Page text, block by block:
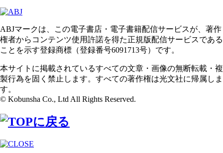
ABJマークは、この電子書店・電子書籍配信サービスが、著作
権者からコンテンツ使用許諾を得た正規版配信サービスである
ことを示す登録商標（登録番号6091713号）です。
本サイトに掲載されているすべての文章・画像の無断転載・複
製行為を固く禁止します。すべての著作権は光文社に帰属しま
す。
© Kobunsha Co., Ltd All Rights Reserved.